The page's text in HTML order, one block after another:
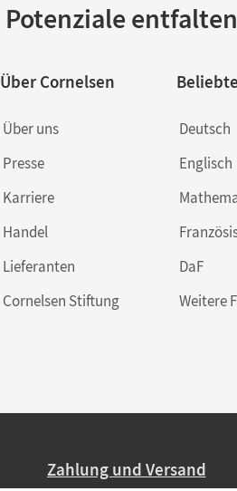
Potenziale entfalten
Über Cornelsen
Über uns
Presse
Karriere
Handel
Lieferanten
Cornelsen Stiftung
Deutsch
Englisch
DaF
Weitere
Zahlung und Versand